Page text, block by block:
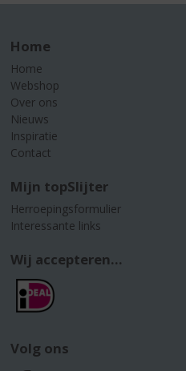
Home
Home
Webshop
Over ons
Nieuws
Inspiratie
Contact
Mijn topSlijter
Herroepingsformulier
Interessante links
Wij accepteren...
Volg ons